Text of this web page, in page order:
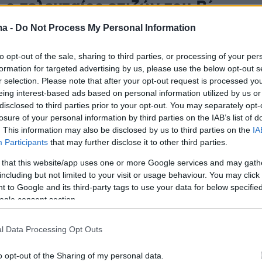
- Do Not Process My Personal Information
opt-out of the sale, sharing to third parties, or processing of your
for targeted advertising by us, please use the below opt-out
selection. Please note that after your opt-out request is processed
interest-based ads based on personal information utilized by us
to third parties prior to your opt-out. You may separately
of your personal information by third parties on the IAB’s list of
This information may also be disclosed by us to third parties on the
Participants that may further disclose it to other third parties.
that this website/app uses one or more Google services and may
but not limited to your visit or usage behaviour. You may
to Google and its third-party tags to use your data for below
consent section.
Data Processing Opt Outs
opt-out of the Sharing of my personal data.
τελευταίος επιζών του Β΄
ο θρυλικός πιλότος
Χατζηλάκος
τη ζωή σε ηλικία 102 ετών - Είχε πετάξει πάνω από
«Hurricane» και «Spitfire»
πτήσεις αεροσκαφών
και F-16 αύριο στη
ενόψει 28ης Οκτωβρίου
στη Θεσσαλονίκη για την παρέλαση της 28ης
1
13